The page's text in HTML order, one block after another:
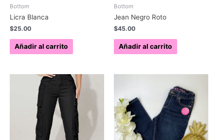
Bottom
Licra Blanca
$25.00
Añadir al carrito
Bottom
Jean Negro Roto
$45.00
Añadir al carrito